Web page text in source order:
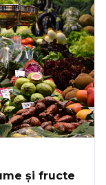
și fructe